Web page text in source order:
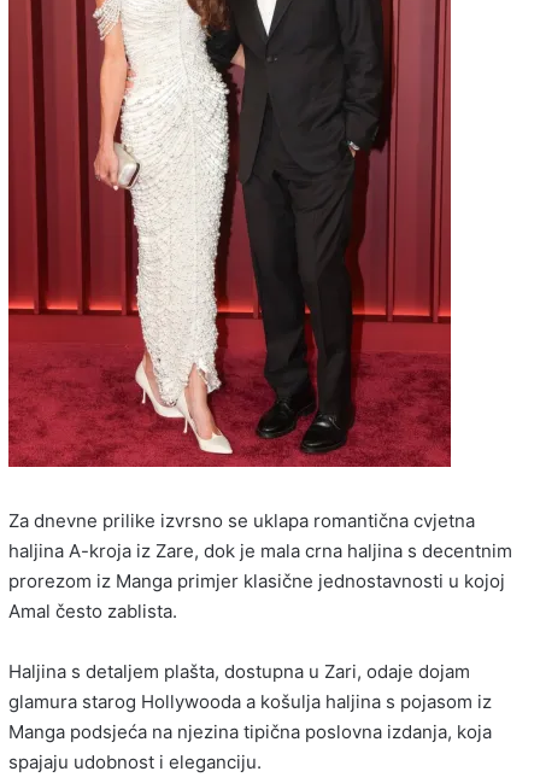
Za dnevne prilike izvrsno se uklapa romantična cvjetna
haljina A-kroja iz Zare, dok je mala crna haljina s decentnim
prorezom iz Manga primjer klasične jednostavnosti u kojoj
Amal često zablista.
Haljina s detaljem plašta, dostupna u Zari, odaje dojam
glamura starog Hollywooda a košulja haljina s pojasom iz
Manga podsjeća na njezina tipična poslovna izdanja, koja
spajaju udobnost i eleganciju.